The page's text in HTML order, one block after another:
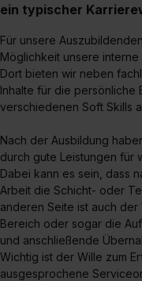
ein typischer
Für unsere
Möglichkeit unsere
Dort bieten wir neben
Inhalte für die persönliche
verschiedenen Soft Skills
Nach der Ausbildung
durch gute Leistungen für
Dabei kann es sein, dass
Arbeit die Schicht- oder
anderen Seite ist auch
Bereich oder sogar die
und anschließende
Wichtig ist der Wille zum
ausgesprochene